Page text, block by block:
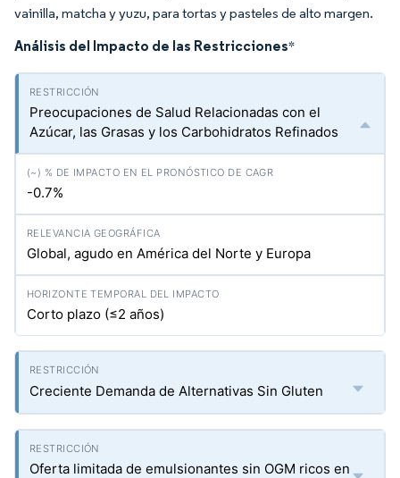
vainilla, matcha y yuzu, para tortas y pasteles de alto margen.
Análisis del Impacto de las Restricciones*
Preocupaciones de Salud Relacionadas con el
Azúcar, las Grasas y los Carbohidratos Refinados
-0.7%
Global, agudo en América del Norte y Europa
Corto plazo (≤2 años)
Creciente Demanda de Alternativas Sin Gluten
Oferta limitada de emulsionantes sin OGM ricos en